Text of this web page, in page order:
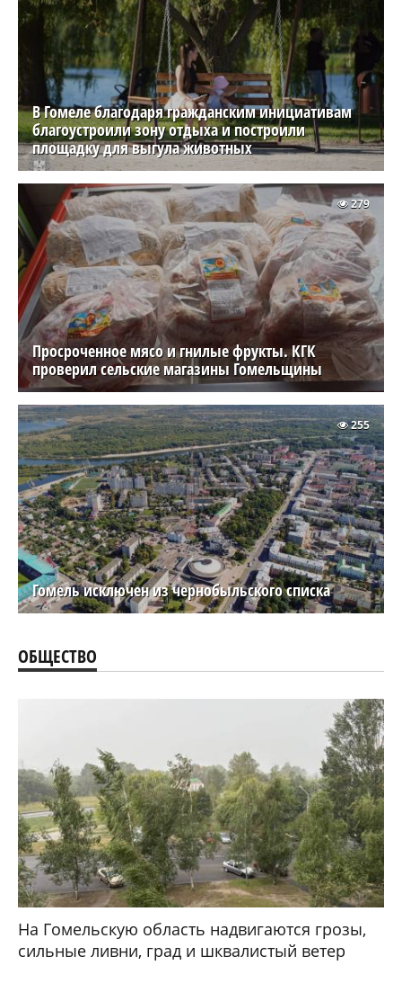
В Гомеле благодаря гражданским инициативам
благоустроили зону отдыха и построили
площадку для выгула животных
Просроченное мясо и гнилые фрукты. КГК
проверил сельские магазины Гомельщины
279
Гомель исключен из чернобыльского списка
255
ОБЩЕСТВО
На Гомельскую область надвигаются грозы,
сильные ливни, град и шквалистый ветер